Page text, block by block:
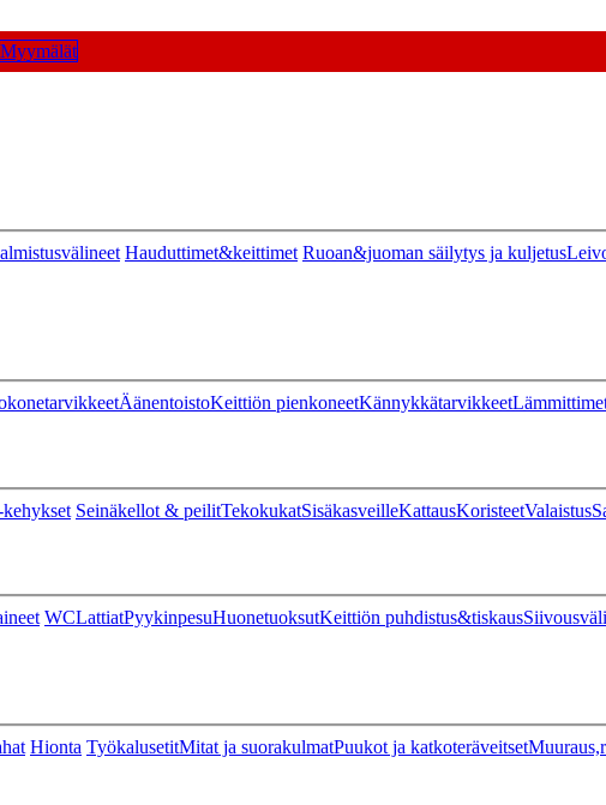
Myymälät
Hauduttimet&keittimet Ruoan&juoman säilytys ja kuljetus
ÄänentoistoKeittiön pienkoneetKännykkätarvikkeet
kehykset Seinäkellot & peilitTekokukatSisäkasveilleKattausKoristeetValaistus
WCLattiatPyykinpesuHuonetuoksutKeittiön puhdistus&tiskaus
Hionta TyökalusetitMitat ja suorakulmatPuukot ja katkoteräveitset